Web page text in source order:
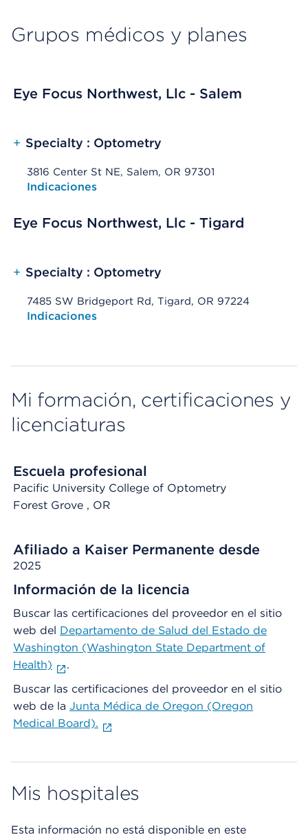
Grupos médicos y planes
Eye Focus Northwest, Llc - Salem
+ Specialty : Optometry
3816 Center St NE, Salem, OR 97301
Opens native map application on mobile devices
Indicaciones
Eye Focus Northwest, Llc - Tigard
+ Specialty : Optometry
7485 SW Bridgeport Rd, Tigard, OR 97224
Opens native map application on mobile devices
Indicaciones
Mi formación, certificaciones y
licenciaturas
Escuela profesional
Pacific University College of Optometry
Forest Grove , OR
Afiliado a Kaiser Permanente desde
2025
Información de la licencia
Buscar las certificaciones del proveedor en el sitio
web del Departamento de Salud del Estado de
Washington (Washington State Department of
Health)
.
Buscar las certificaciones del proveedor en el sitio
web de la Junta Médica de Oregon (Oregon
Medical Board).
Mis hospitales
Esta información no está disponible en este